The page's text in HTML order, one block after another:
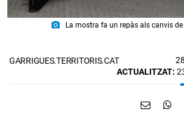
photo_camera La mostra fa un repàs als canvis
GARRIGUES.TERRITORIS.CAT
ACTUALITZAT: